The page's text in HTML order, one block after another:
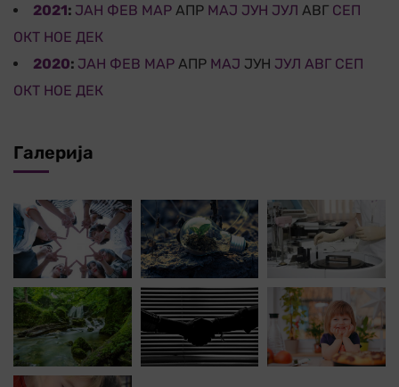
2021: ЈАН ФЕВ МАР АПР МАЈ ЈУН ЈУЛ АВГ СЕП
ОКТ НОЕ ДЕК
2020: ЈАН ФЕВ МАР АПР МАЈ ЈУН ЈУЛ АВГ СЕП
ОКТ НОЕ ДЕК
Галерија